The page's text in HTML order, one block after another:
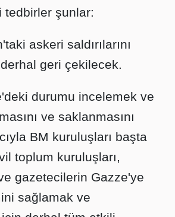
tedbirler şunlar:
askeri saldırılarını
geri çekilecek.
durumu incelemek ve
ve saklanmasını
BM kuruluşları başta
toplum kuruluşları,
gazetecilerin Gazze'ye
sağlamak ve